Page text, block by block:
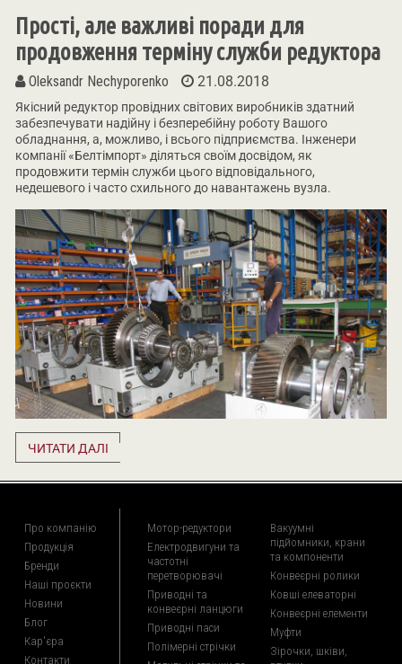
Прості, але важливі поради для
продовження терміну служби редуктора
Oleksandr Nechyporenko 21.08.2018
Якісний редуктор провідних світових виробників здатний
забезпечувати надійну і безперебійну роботу Вашого
обладнання, а, можливо, і всього підприємства. Інженери
компанії «Белтімпорт» діляться своїм досвідом, як
продовжити термін служби цього відповідального,
недешевого і часто схильного до навантажень вузла.
ЧИТАТИ ДАЛІ
Про компанію
Продукція
Бренди
Наші проєкти
Новини
Блог
Кар'єра
Контакти
Мотор-редуктори
Електродвигуни та
частотні
перетворювачі
Приводні та
конвеєрні ланцюги
Приводні паси
Полімерні стрічки
Вакуумні
підйомники, крани
та компоненти
Конвеєрні ролики
Ковші елеваторні
Конвеєрні елементи
Муфти
Зірочки, шківи,